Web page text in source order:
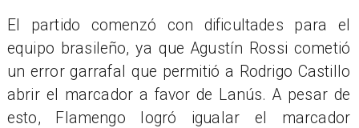
El partido comenzó con dificultades para el
equipo brasileño, ya que Agustín Rossi cometió
un error garrafal que permitió a Rodrigo Castillo
abrir el marcador a favor de Lanús. A pesar de
esto, Flamengo logró igualar el marcador